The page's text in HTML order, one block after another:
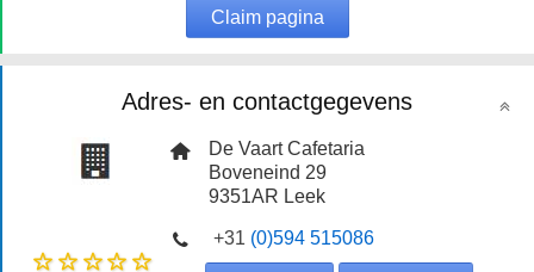
Claim pagina
Adres- en contactgegevens
De Vaart Cafetaria
Boveneind 29
9351AR Leek
+31 (0)594 515086